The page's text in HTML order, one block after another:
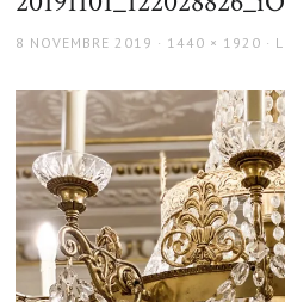
POSTED
8 NOVEMBRE 2019
FULL
1440 × 1920